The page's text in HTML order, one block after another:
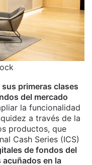
sus primeras clases
del mercado
la funcionalidad
a través de la
productos, que
Cash Series (ICS)
de fondos del
en la